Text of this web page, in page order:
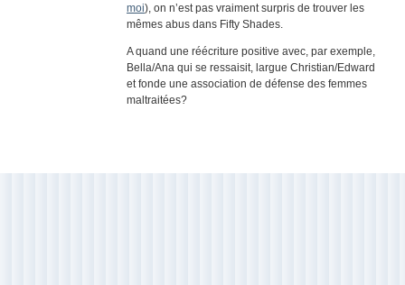
moi), on n’est pas vraiment surpris de trouver les
mêmes abus dans Fifty Shades.
A quand une réécriture positive avec, par exemple,
Bella/Ana qui se ressaisit, largue Christian/Edward
et fonde une association de défense des femmes
maltraitées?